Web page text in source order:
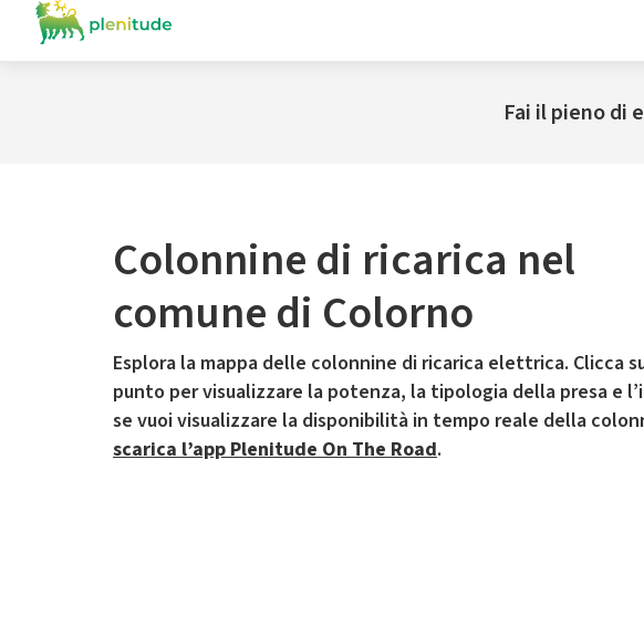
Fai il pieno di
Colonnine di ricarica nel
comune di Colorno
Esplora la mappa delle colonnine di ricarica elettrica. Clicca
punto per visualizzare la potenza, la tipologia della presa e
se vuoi visualizzare la disponibilità in tempo reale della
scarica l’app Plenitude On The Road.